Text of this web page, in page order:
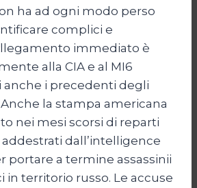
ha ad ogni modo perso
complici e
immediato è
alla CIA e al MI6
anche i precedenti degli
la stampa americana
nei mesi scorsi di reparti
dall’intelligence
portare a termine assassinii
in territorio russo. Le accuse